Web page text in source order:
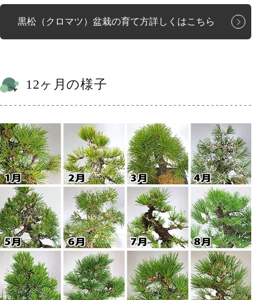
黒松（クロマツ）盆栽の育て方詳しくはこちら
12ヶ月の様子